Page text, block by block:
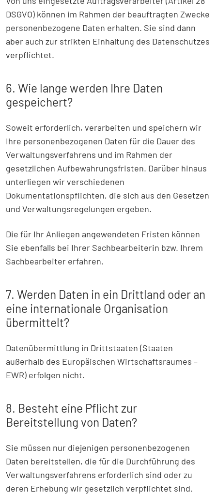
DSGVO) können im Rahmen der beauftragten Zwecke
personenbezogene Daten erhalten. Sie sind dann
aber auch zur strikten Einhaltung des Datenschutzes
verpflichtet.
6. Wie lange werden Ihre Daten
gespeichert?
Soweit erforderlich, verarbeiten und speichern wir
Ihre personenbezogenen Daten für die Dauer des
Verwaltungsverfahrens und im Rahmen der
gesetzlichen Aufbewahrungsfristen. Darüber hinaus
unterliegen wir verschiedenen
Dokumentationspflichten, die sich aus den Gesetzen
und Verwaltungsregelungen ergeben.
Die für Ihr Anliegen angewendeten Fristen können
Sie ebenfalls bei Ihrer Sachbearbeiterin bzw. Ihrem
Sachbearbeiter erfahren.
7. Werden Daten in ein Drittland oder an
eine internationale Organisation
übermittelt?
Datenübermittlung in Drittstaaten (Staaten
außerhalb des Europäischen Wirtschaftsraumes –
EWR) erfolgen nicht.
8. Besteht eine Pflicht zur
Bereitstellung von Daten?
Sie müssen nur diejenigen personenbezogenen
Daten bereitstellen, die für die Durchführung des
Verwaltungsverfahrens erforderlich sind oder zu
deren Erhebung wir gesetzlich verpflichtet sind.